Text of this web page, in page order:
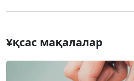
Ұқсас мақалалар